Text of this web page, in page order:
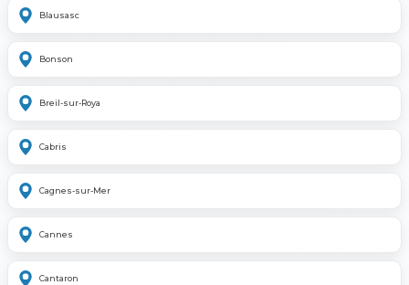
Blausasc
Bonson
Breil-sur-Roya
Cabris
Cagnes-sur-Mer
Cannes
Cantaron